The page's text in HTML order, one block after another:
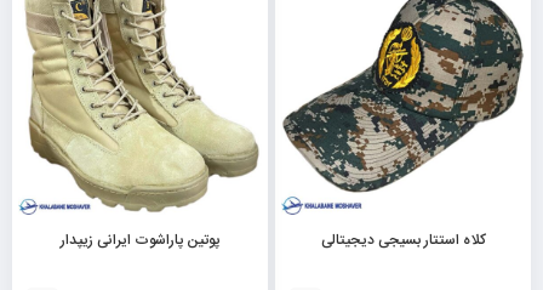
کلاه استتار بسیجی دیجیتالی پوتین پاراشوت ایرانی زیپدار